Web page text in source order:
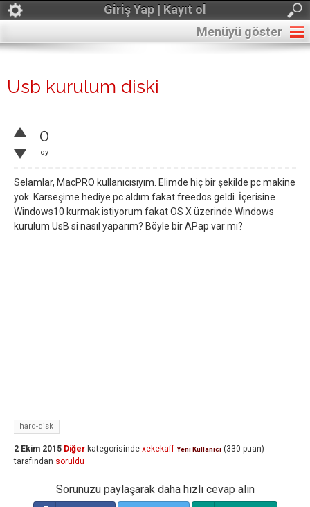
Giriş Yap | Kayıt ol
Menüyü göster
Usb kurulum diski
0
oy
Selamlar, MacPRO kullanıcısıyım. Elimde hiç bir şekilde pc makine
yok. Karseşime hediye pc aldım fakat freedos geldi. İçerisine
Windows10 kurmak istiyorum fakat OS X üzerinde Windows
kurulum UsB si nasıl yaparım? Böyle bir APap var mı?
hard-disk
2 Ekim 2015 Diğer kategorisinde xekekaff Yeni Kullanıcı (330 puan)
tarafından soruldu
Sorunuzu paylaşarak daha hızlı cevap alın